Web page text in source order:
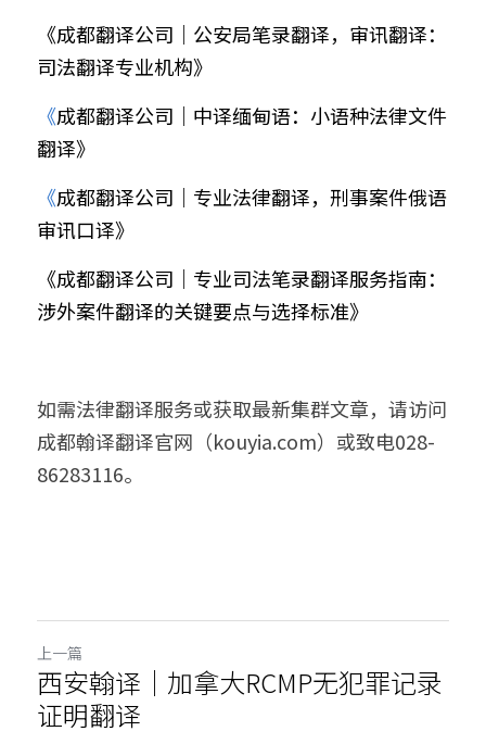
《成都翻译公司｜公安局笔录翻译，审讯翻译：
司法翻译专业机构》
《成都翻译公司｜中译缅甸语：小语种法律文件
翻译》
《成都翻译公司｜专业法律翻译，刑事案件俄语
审讯口译》
《成都翻译公司｜专业司法笔录翻译服务指南：
涉外案件翻译的关键要点与选择标准》
如需法律翻译服务或获取最新集群文章，请访问
成都翰译翻译官网（kouyia.com）或致电028-
86283116。
上一篇
西安翰译｜加拿大RCMP无犯罪记录
证明翻译